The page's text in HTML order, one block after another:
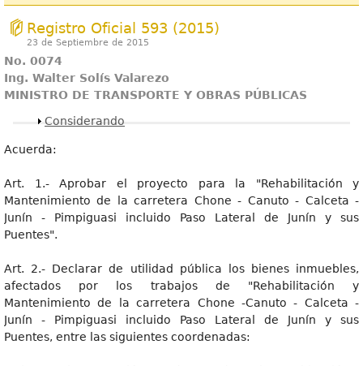
Registro Oficial 593 (2015)
23 de Septiembre de 2015
No. 0074
Ing. Walter Solís Valarezo
MINISTRO DE TRANSPORTE Y OBRAS PÚBLICAS
Mostrar
Considerando
Acuerda:
Art. 1.- Aprobar el proyecto para la "Rehabilitación y
Mantenimiento de la carretera Chone - Canuto - Calceta -
Junín - Pimpiguasi incluido Paso Lateral de Junín y sus
Puentes".
Art. 2.- Declarar de utilidad pública los bienes inmuebles,
afectados por los trabajos de "Rehabilitación y
Mantenimiento de la carretera Chone -Canuto - Calceta -
Junín - Pimpiguasi incluido Paso Lateral de Junín y sus
Puentes, entre las siguientes coordenadas: